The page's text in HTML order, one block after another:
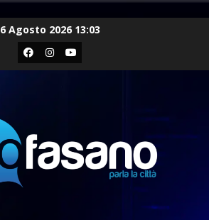
6 Agosto 2026 13:03
Facebook
Instagram
Youtube